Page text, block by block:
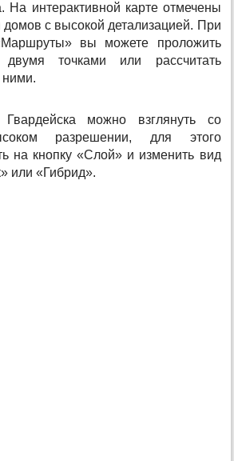
На интерактивной карте отмечены
с высокой детализацией. При
вы можете проложить
точками или рассчитать
ними.
можно взглянуть со
разрешении, для этого
на кнопку «Слой» и изменить вид
или «Гибрид».